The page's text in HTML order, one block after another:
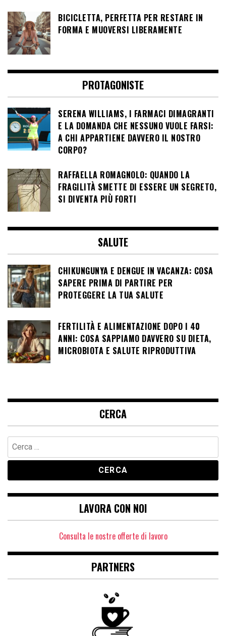
BICICLETTA, PERFETTA PER RESTARE IN
FORMA E MUOVERSI LIBERAMENTE
PROTAGONISTE
SERENA WILLIAMS, I FARMACI DIMAGRANTI
E LA DOMANDA CHE NESSUNO VUOLE FARSI:
A CHI APPARTIENE DAVVERO IL NOSTRO
CORPO?
RAFFAELLA ROMAGNOLO: QUANDO LA
FRAGILITÀ SMETTE DI ESSERE UN SEGRETO,
SI DIVENTA PIÙ FORTI
SALUTE
CHIKUNGUNYA E DENGUE IN VACANZA: COSA
SAPERE PRIMA DI PARTIRE PER
PROTEGGERE LA TUA SALUTE
FERTILITÀ E ALIMENTAZIONE DOPO I 40
ANNI: COSA SAPPIAMO DAVVERO SU DIETA,
MICROBIOTA E SALUTE RIPRODUTTIVA
CERCA
Ricerca
per:
LAVORA CON NOI
Consulta le nostre offerte di lavoro
PARTNERS